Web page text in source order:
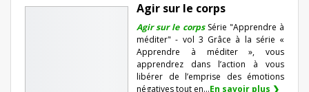
Agir sur le corps
Agir sur le corpsSérie "Apprendre à
méditer" - vol 3 Grâce à la série «
Apprendre à méditer », vous
apprendrez dans l’action à vous
libérer de l’emprise des émotions
négatives tout en...En savoir plus ❯